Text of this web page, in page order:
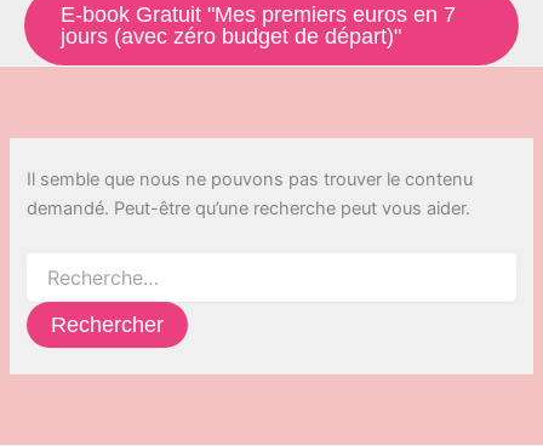
E-book Gratuit "Mes premiers euros en 7
jours (avec zéro budget de départ)"
Il semble que nous ne pouvons pas trouver le contenu
demandé. Peut-être qu’une recherche peut vous aider.